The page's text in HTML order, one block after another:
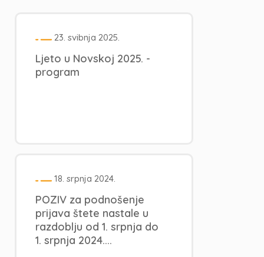
23. svibnja 2025.
Ljeto u Novskoj 2025. -
program
18. srpnja 2024.
POZIV za podnošenje
prijava štete nastale u
razdoblju od 1. srpnja do
1. srpnja 2024....